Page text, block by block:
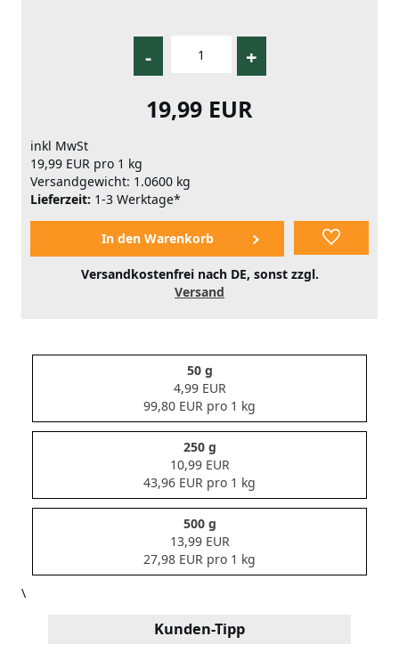
- +
19,99 EUR
inkl MwSt
19,99 EUR pro 1 kg
Versandgewicht: 1.0600 kg
Lieferzeit: 1-3 Werktage*
Versandkostenfrei nach DE, sonst zzgl.
Versand
50 g
4,99 EUR
99,80 EUR pro 1 kg
250 g
10,99 EUR
43,96 EUR pro 1 kg
500 g
13,99 EUR
27,98 EUR pro 1 kg
\
Kunden-Tipp